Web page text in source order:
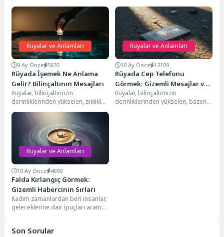
Rüyalar ve Anlamları
9 Ay Önce 5635
Rüyada İşemek Ne Anlama
Gelir? Bilinçaltının Mesajları
Rüyalar, bilinçaltımızın
derinliklerinden yükselen, sıklıkla
günlük yaşantımızla bağlantılı
semboller ve mesajlarla doludur.
Rüyada işediğini görmek...
Rüyalar ve Anlamları
10 Ay Önce 12109
Rüyada Cep Telefonu
Görmek: Gizemli Mesajlar ve
Anlamları
Rüyalar, bilinçaltımızın
derinliklerinden yükselen, bazen
Rüyalar ve Anlamları
10 Ay Önce 4990
Falda Kırlangıç Görmek:
Gizemli Habercinin Sırları
Kadim zamanlardan beri insanlar,
geleceklerine dair ipuçları aramak
Son Sorular